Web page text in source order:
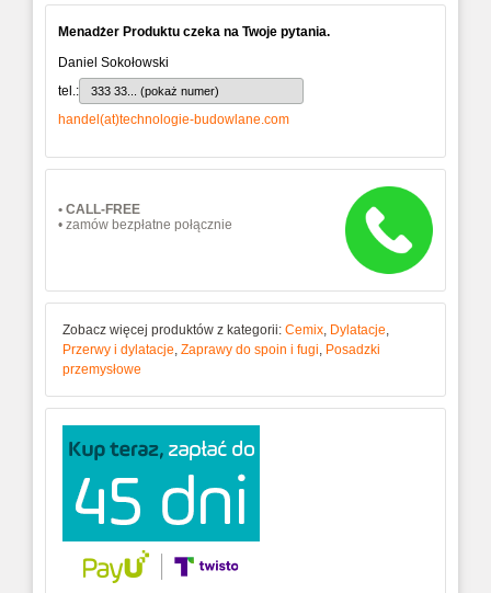
Menadżer Produktu czeka na Twoje pytania.
Daniel Sokołowski
tel.:
333 33... (pokaż numer)
handel(at)technologie-budowlane.com
• CALL-FREE
• zamów bezpłatne połącznie
Zobacz więcej produktów z kategorii: Cemix, Dylatacje,
Przerwy i dylatacje, Zaprawy do spoin i fugi, Posadzki
przemysłowe